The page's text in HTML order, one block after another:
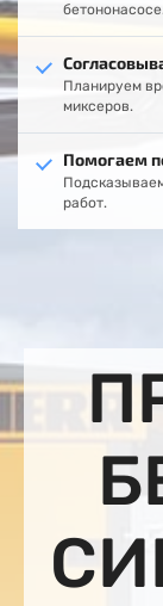
Планируем
миксеров.
Помогаем
работ.